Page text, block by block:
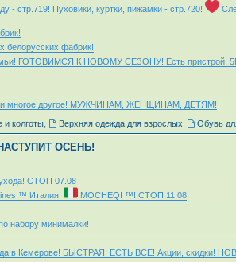
- стр.719! Пуховики, куртки, пижамки - стр.720!
фабрик!
ГОТОВИМСЯ К НОВОМУ СЕЗОНУ! Есть пристрой,
и многое другое! МУЖЧИНАМ, ЖЕНЩИНАМ, ДЕТЯМ!
и колготы, Верхняя одежда для взрослых Обувь
ОСЕНЬ!
СТОП 07.08
™ Италия!
MOCHEQI ™! СТОП 11.08
набору минималки!
в Кемерове! БЫСТРАЯ! ЕСТЬ ВСЁ! Акции, скидки!